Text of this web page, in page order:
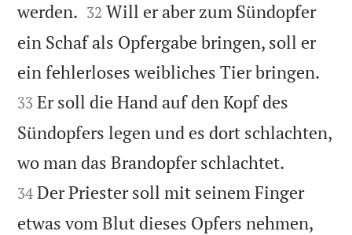
werden. 

32 Will er aber zum Sündopfer
ein Schaf als Opfergabe bringen, soll er
ein fehlerloses weibliches Tier bringen.
33 Er soll die Hand auf den Kopf des
Sündopfers legen und es dort schlachten,
wo man das Brandopfer schlachtet.
34 Der Priester soll mit seinem Finger
etwas vom Blut dieses Opfers nehmen,